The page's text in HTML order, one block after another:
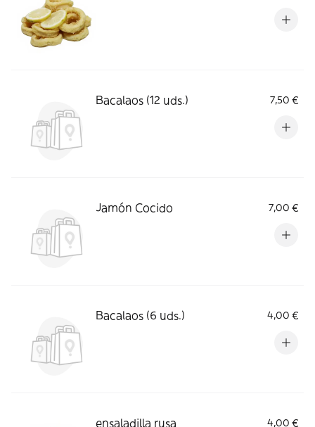
Bacalaos (12 uds.) 7,50 €
Jamón Cocido 7,00 €
Bacalaos (6 uds.) 4,00 €
ensaladilla rusa 4,00 €